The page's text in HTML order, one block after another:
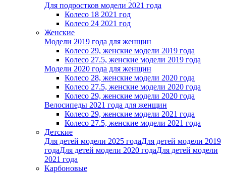
Для подростков модели 2021 года
Колесо 18 2021 год
Колесо 24 2021 год
Женскиe
Модели 2019 года для женщин
Колесо 29, женские модели 2019 года
Колесо 27.5, женские модели 2019 года
Модели 2020 года для женщин
Колесо 28, женские модели 2020 года
Колесо 27.5, женские модели 2020 года
Колесо 29, женские модели 2020 года
Велосипеды 2021 года для женщин
Колесо 29, женские модели 2021 года
Колесо 27.5, женские модели 2021 года
Детские
Для детей модели 2025 годаДля детей модели 2019
годаДля детей модели 2020 годаДля детей модели
2021 года
Карбоновые